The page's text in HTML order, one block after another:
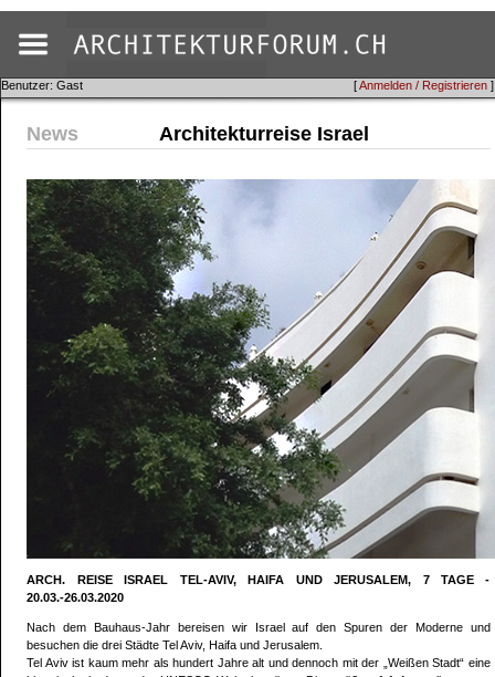
[Anmelden / Registrieren ]
Benutzer: Gast
News Architekturreise Israel
ARCH. REISE ISRAEL TEL-AVIV, HAIFA UND JERUSALEM, 7 TAGE -
20.03.-26.03.2020
Nach dem Bauhaus-Jahr bereisen wir Israel auf den Spuren der Moderne und
besuchen die drei Städte Tel Aviv, Haifa und Jerusalem.
Tel Aviv ist kaum mehr als hundert Jahre alt und dennoch mit der „Weißen Stadt“ eine